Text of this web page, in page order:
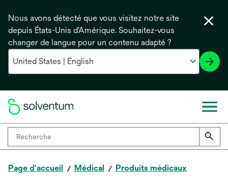
Nous avons détecté que vous visitez notre site
depuis États-Unis d'Amérique. Souhaitez-vous
changer de langue pour un contenu adapté ?
Page d'accueil Médical Produits médicaux